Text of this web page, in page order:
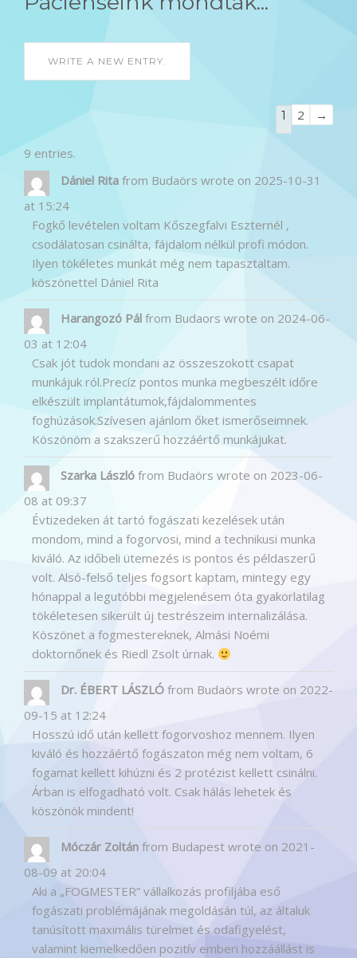
Guestbook
list
1 2 →
9 entries.
Dániel Rita from Budaörs wrote on 2025-10-31
at 15:24
Fogkő levételen voltam Kőszegfalvi Eszternél ,
csodálatosan csinálta, fájdalom nélkül profi módon.
Ilyen tökéletes munkát még nem tapasztaltam.
köszönettel Dániel Rita
Harangozó Pál from Budaors wrote on 2024-06-
03 at 12:04
Csak jót tudok mondani az összeszokott csapat
munkájuk ról.Precíz pontos munka megbeszélt időre
elkészült implantátumok,fájdalommentes
foghúzások.Szívesen ajánlom őket ismerőseimnek.
Köszönöm a szakszerű hozzáértő munkájukat.
Szarka László from Budaörs wrote on 2023-06-
08 at 09:37
Évtizedeken át tartó fogászati kezelések után
mondom, mind a fogorvosi, mind a technikusi munka
kiváló. Az időbeli ütemezés is pontos és példaszerű
volt. Alsó-felső teljes fogsort kaptam, mintegy egy
hónappal a legutóbbi megjelenésem óta gyakorlatilag
tökéletesen sikerült új testrészeim internalizálása.
Köszönet a fogmestereknek, Almási Noémi
doktornőnek és Riedl Zsolt úrnak.
Dr. ÉBERT LÁSZLÓ from Budaörs wrote on 2022-
09-15 at 12:24
Hosszú idő után kellett fogorvoshoz mennem. Ilyen
kiváló és hozzáértő fogászaton még nem voltam, 6
fogamat kellett kihúzni és 2 protézist kellett csinálni.
Árban is elfogadható volt. Csak hálás lehetek és
köszönök mindent!
Móczár Zoltán from Budapest wrote on 2021-
08-09 at 20:04
Aki a „FOGMESTER” vállalkozás profiljába eső
fogászati problémájának megoldásán túl, az általuk
tanúsított maximális türelmet és odafigyelést,
valamint kiemelkedően pozitív emberi hozzáállást is